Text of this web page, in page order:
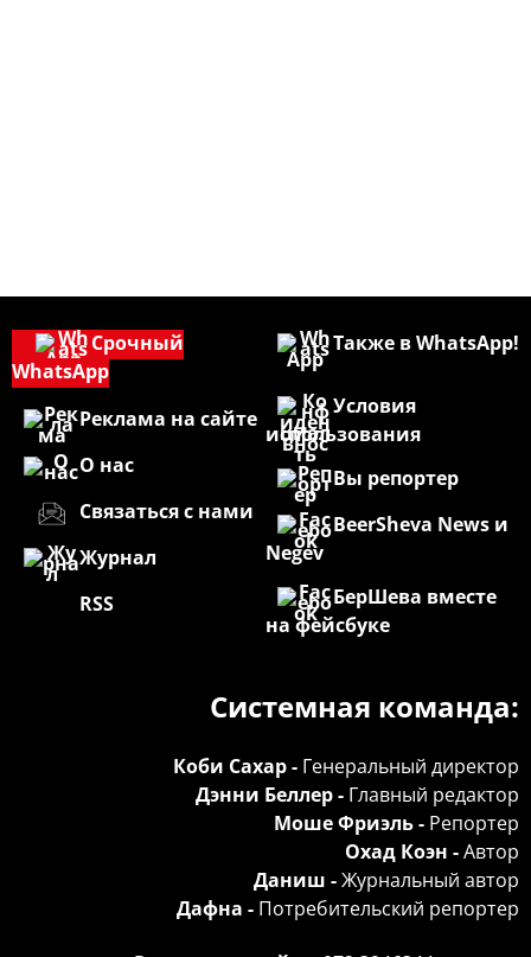
Также в WhatsApp!
Условия
использования
Вы репортер
BeerSheva News и
Negev
БерШева вместе
на фейсбуке
Срочный
WhatsApp
Реклама на сайте
О нас
Связаться с нами
Журнал
RSS
Системная команда:
Коби Сахар - Генеральный директор
Дэнни Беллер - Главный редактор
Моше Фриэль - Репортер
Охад Коэн -Автор
Даниш -Журнальный автор
Дафна - Потребительский репортер